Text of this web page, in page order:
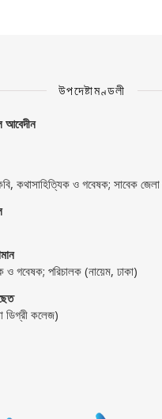
উপদেষ্টামণ্ডলী
আবেদীন
কথাসাহিত্যিক ও গবেষক; সাবেক
ও গবেষক; পরিচালক (নায়েম, ঢাকা)
ডিগ্রী কলেজ)